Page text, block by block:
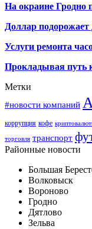
На окраине Гродно
Доллар
Услуги ремонта
Прокладывая путь
Метки
#новости компаний
коррупция кофе
торговля транспорт
Районные новости
Большая
Волковыск
Вороново
Гродно
Дятлово
Зельва